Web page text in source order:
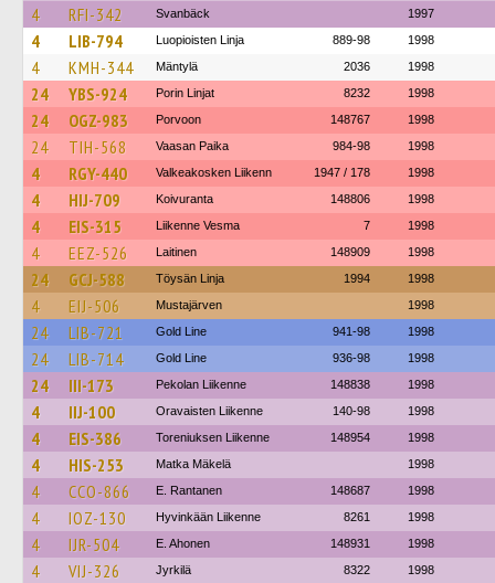
4 RFI-342 Svanbäck 1997
4 LIB-794 Luopioisten Linja 889-98 1998
4 KMH-344 Mäntylä 2036 1998
24 YBS-924 Porin Linjat 8232 1998
24 OGZ-983 Porvoon 148767 1998
24 TIH-568 Vaasan Paika 984-98 1998
4 RGY-440 Valkeakosken Liikenn 1947 / 178 1998
4 HIJ-709 Koivuranta 148806 1998
4 EIS-315 Liikenne Vesma 7 1998
4 EEZ-526 Laitinen 148909 1998
24 GCJ-588 Töysän Linja 1994 1998
4 EIJ-506 Mustajärven 1998
24 LIB-721 Gold Line 941-98 1998
24 LIB-714 Gold Line 936-98 1998
24 III-173 Pekolan Liikenne 148838 1998
4 IIJ-100 Oravaisten Liikenne 140-98 1998
4 EIS-386 Toreniuksen Liikenne 148954 1998
4 HIS-253 Matka Mäkelä 1998
4 CCO-866 E. Rantanen 148687 1998
4 IOZ-130 Hyvinkään Liikenne 8261 1998
4 IJR-504 E. Ahonen 148931 1998
4 VIJ-326 Jyrkilä 8322 1998